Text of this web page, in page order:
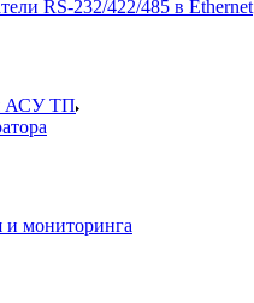
RS-232/422/485 в Ethernet
АСУ ТП
и мониторинга